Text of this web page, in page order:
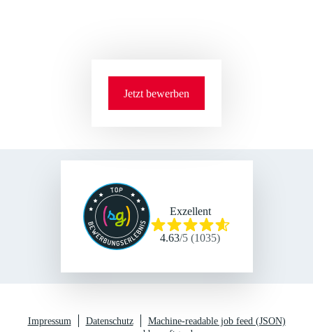
Jetzt bewerben
Exzellent
4.63/5 (1035)
Impressum Datenschutz
Machine-readable job feed (JSON)